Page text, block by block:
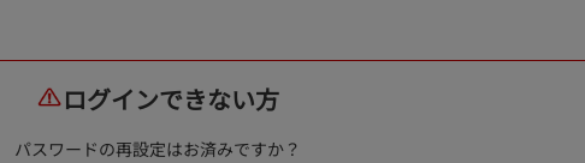
ログインできない方
パスワードの再設定はお済みですか？